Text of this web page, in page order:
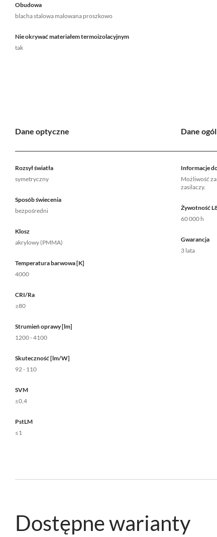
Obudowa
blacha stalowa malowana proszkowo
Nie okrywać materiałem termoizolacyjnym
tak
Dane optyczne
Rozsył światła
symetryczny
Sposób świecenia
bezpośredni
Klosz
akrylowy (PMMA)
Temperatura barwowa [K]
4000
CRI/Ra
≥80
Strumień oprawy [lm]
1200 - 4100
Skuteczność [lm/W]
92 - 110
SVM
≤0,4
PstLM
≤1
Dane
Informacje
Możliwość
zasilaczy.
Żywotność
60 000 h
Gwarancja
3 lata
Dostępne warianty